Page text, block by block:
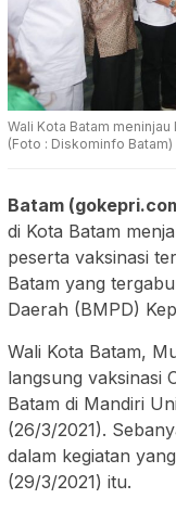
Wali Kota Batam
(Foto : Diskominfo Batam)
Batam
di Kota Batam
peserta vaksinasi
Batam yang
Daerah (BMPD)
Wali Kota Batam,
langsung vaksinasi
Batam di Mandiri
(26/3/2021).
dalam kegiatan
(29/3/2021) itu.